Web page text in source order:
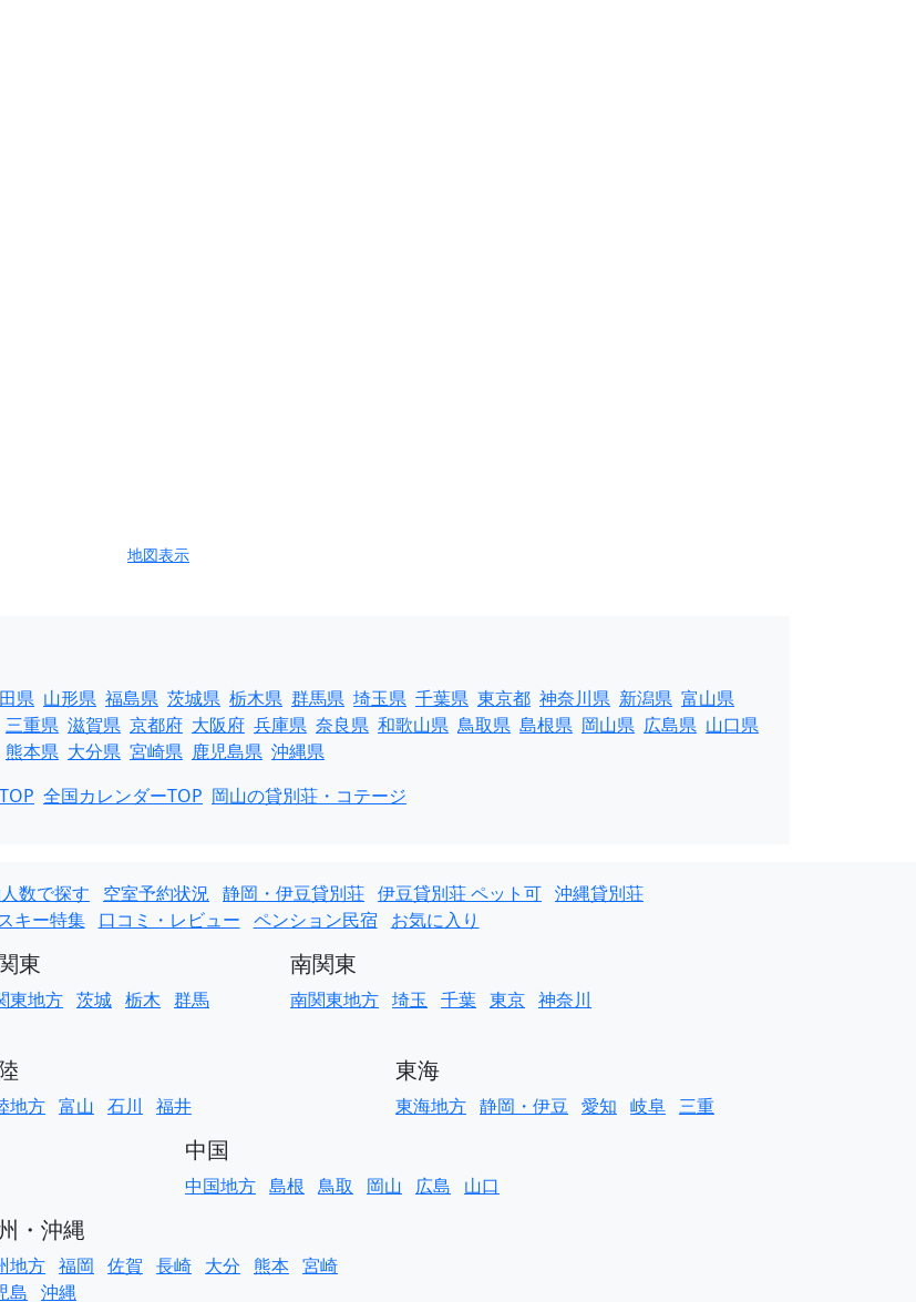
地図表示
県 山形県 福島県 茨城県 栃木県 群馬県 埼玉県 千葉県 東京都 神奈川県 新潟県 富山県
三重県 滋賀県 京都府 大阪府 兵庫県 奈良県 和歌山県 鳥取県 島根県 岡山県 広島県 山口県
熊本県 大分県 宮崎県 鹿児島県 沖縄県
全国カレンダーTOP 岡山の貸別荘・コテージ
数で探す 空室予約状況 静岡・伊豆貸別荘 伊豆貸別荘 ペット可 沖縄貸別荘
キー特集 口コミ・レビュー ペンション民宿 お気に入り
東
東地方 茨城 栃木 群馬
南関東
南関東地方 埼玉 千葉 東京 神奈川
地方 富山 石川 福井
東海
東海地方 静岡・伊豆 愛知 岐阜 三重
中国
中国地方 島根 鳥取 岡山 広島 山口
・沖縄
地方 福岡 佐賀 長崎 大分 熊本 宮崎
島 沖縄